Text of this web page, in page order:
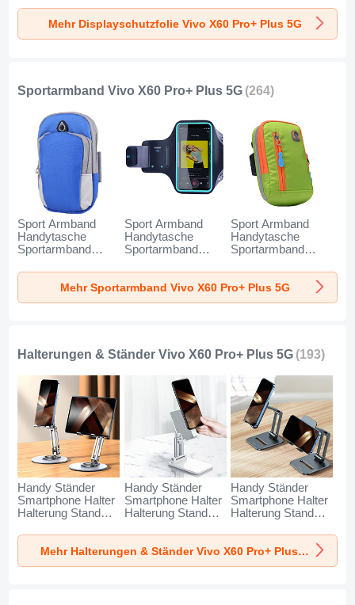
Glasfolie Anti Blue
Ray Skins zum
Aufkleben
Coverage F02 für
Vivo X60 Pro+ Plus
5G Klar
Glasfolie Anti Blue
Ray Skins zum
Aufkleben
Mehr Displayschutzfolie Vivo X60 Pro+ Plus 5G
Sportarmband Vivo X60 Pro+ Plus 5G (264)
Sport Armband
Handytasche
Sportarmband
Universal A11 für
Vivo X60 Pro+ Plus
5G Blau
Sport Armband
Handytasche
Sportarmband
Universal G03 für
Vivo X60 Pro+ Plus
5G Schwarz
Sport Armband
Handytasche
Sportarmband
Universal A10 für
Vivo X60 Pro+ Plus
5G Grün
Mehr Sportarmband Vivo X60 Pro+ Plus 5G
Halterungen & Ständer Vivo X60 Pro+ Plus 5G (193)
Handy Ständer
Smartphone Halter
Halterung Stand
Vivo X60 Pro+ Plus
5G Silber
Handy Ständer
Smartphone Halter
Halterung Stand
Vivo X60 Pro+ Plus
5G Weiß
Handy Ständer
Smartphone Halter
Halterung Stand
Vivo X60 Pro+ Plus
5G Schwarz Mehr Halterungen & Ständer Vivo X60 Pro+ Plus 5G